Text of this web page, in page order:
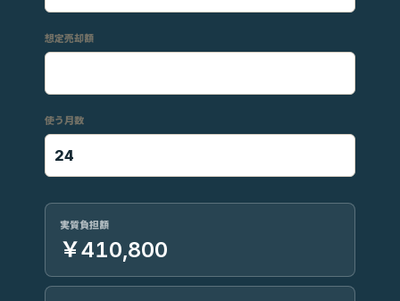
想定売却額
使う月数
実質負担額
￥410,800